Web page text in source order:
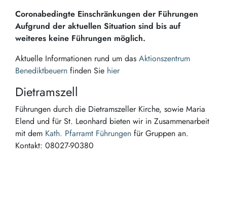
Coronabedingte Einschränkungen der Führungen
Aufgrund der aktuellen Situation sind bis auf
weiteres keine Führungen möglich.
Aktuelle Informationen rund um das Aktionszentrum
Benediktbeuern finden Sie hier
Dietramszell
Führungen durch die Dietramszeller Kirche, sowie Maria
Elend und für St. Leonhard bieten wir in Zusammenarbeit
mit dem Kath. Pfarramt Führungen für Gruppen an.
Kontakt: 08027-90380